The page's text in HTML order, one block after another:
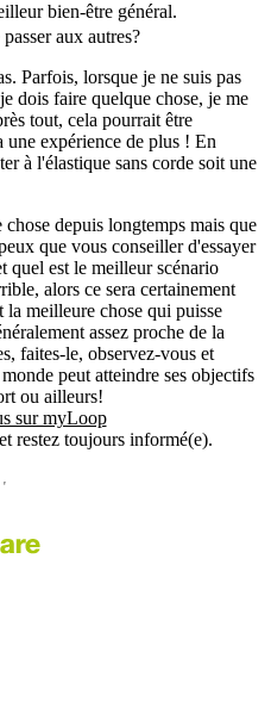
bien-être général.
aux autres?
Parfois, lorsque je ne suis pas
dois faire quelque chose, je me
tout, cela pourrait être
une expérience de plus ! En
à l'élastique sans corde soit une
depuis longtemps mais que
que vous conseiller d'essayer
quel est le meilleur scénario
alors ce sera certainement
la meilleure chose qui puisse
assez proche de la
faites-le, observez-vous et
peut atteindre ses objectifs
ou ailleurs!
sur myLoop
restez toujours informé(e).